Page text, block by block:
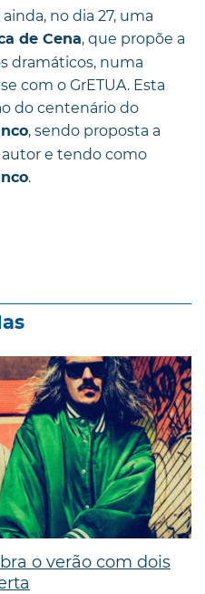
no dia 27, uma
de Cena, que propõe a
dramáticos, numa
com o GrETUA. Esta
do centenário do
, sendo proposta a
e tendo como
.
o verão com dois